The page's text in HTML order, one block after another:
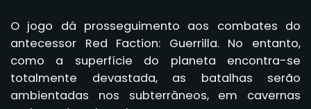
O jogo dá prosseguimento aos combates do
antecessor Red Faction: Guerrilla. No entanto,
como a superfície do planeta encontra-se
totalmente devastada, as batalhas serão
ambientadas nos subterrâneos, em cavernas